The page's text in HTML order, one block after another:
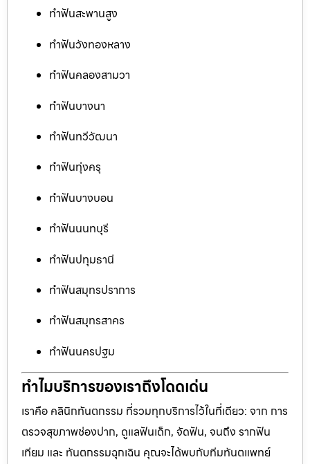
ทำฟันสะพานสูง
ทำฟันวังทองหลาง
ทำฟันคลองสามวา
ทำฟันบางนา
ทำฟันทวีวัฒนา
ทำฟันทุ่งครุ
ทำฟันบางบอน
ทำฟันนนทบุรี
ทำฟันปทุมธานี
ทำฟันสมุทรปราการ
ทำฟันสมุทรสาคร
ทำฟันนครปฐม
ทำไมบริการของเราถึงโดดเด่น
เราคือ คลินิกทันตกรรม ที่รวมทุกบริการไว้ในที่เดียว: จาก การ
ตรวจสุขภาพช่องปาก, ดูแลฟันเด็ก, จัดฟัน, จนถึง รากฟัน
เทียม และ ทันตกรรมฉุกเฉิน คุณจะได้พบกับทีมทันตแพทย์